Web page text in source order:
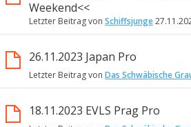
Weekend<<
Letzter Beitrag von Schiffsjunge
26.11.2023 Japan Pro
Letzter Beitrag von Das Schwäbische
18.11.2023 EVLS Prag Pro